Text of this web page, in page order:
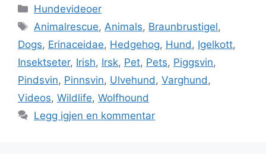
Kategorier
Hundevideoer
Stikkord
Animalrescue,Animals, Braunbrustigel,
Dogs, Erinaceidae, Hedgehog, Hund, Igelkott,
Insektseter, Irish, Irsk, Pet, Pets, Piggsvin,
Pindsvin, Pinnsvin, Ulvehund, Varghund,
Videos, Wildlife, Wolfhound
Legg igjen en kommentar